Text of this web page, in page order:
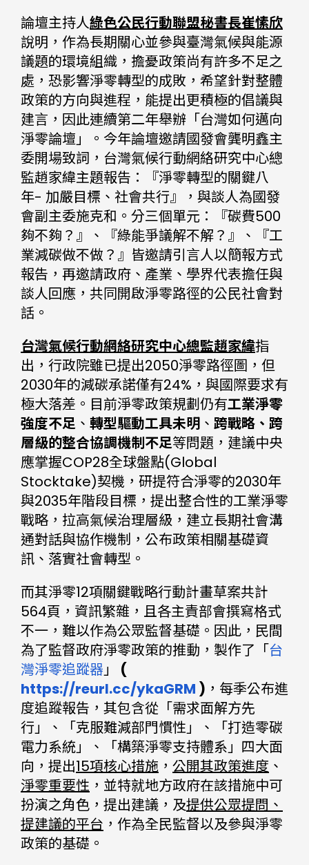
論壇主持人綠色公民行動聯盟秘書長崔愫欣
說明，作為長期關心並參與臺灣氣候與能源
議題的環境組織，擔憂政策尚有許多不足之
處，恐影響淨零轉型的成敗，希望針對整體
政策的方向與進程，能提出更積極的倡議與
建言，因此連續第二年舉辦「台灣如何邁向
淨零論壇」。今年論壇邀請國發會龔明鑫主
委開場致詞，台灣氣候行動網絡研究中心總
監趙家緯主題報告：『淨零轉型的關鍵八
年- 加嚴目標、社會共行』，與談人為國發
會副主委施克和。分三個單元：『碳費500
夠不夠？』、『綠能爭議解不解？』、『工
業減碳做不做？』皆邀請引言人以簡報方式
報告，再邀請政府、產業、學界代表擔任與
談人回應，共同開啟淨零路徑的公民社會對
話。
台灣氣候行動網絡研究中心總監趙家緯指
出，行政院雖已提出2050淨零路徑圖，但
2030年的減碳承諾僅有24%，與國際要求有
極大落差。目前淨零政策規劃仍有工業淨零
強度不足 、 轉型驅動工具未明 、 跨戰略、跨
層級的整合協調機制不足等問題，建議中央
應掌握COP28全球盤點(Global
Stocktake)契機，研提符合淨零的2030年
與2035年階段目標，提出整合性的工業淨零
戰略，拉高氣候治理層級，建立長期社會溝
通對話與協作機制，公布政策相關基礎資
訊、落實社會轉型。
而其淨零12項關鍵戰略行動計畫草案共計
564頁，資訊繁雜，且各主責部會撰寫格式
不一，難以作為公眾監督基礎。因此，民間
為了監督政府淨零政策的推動，製作了「台
灣淨零追蹤器」
(
https://reurl.cc/ykaGRM ) ，每季公布進
度追蹤報告，其包含從「需求面解方先
行」、「克服難減部門慣性」、「打造零碳
電力系統」、「構築淨零支持體系」四大面
向，提出15項核心措施 ， 公開其政策進度 、
淨零重要性 ，並特就地方政府在該措施中可
扮演之角色，提出建議，及提供公眾提問、
提建議的平台 ，作為全民監督以及參與淨零
政策的基礎。